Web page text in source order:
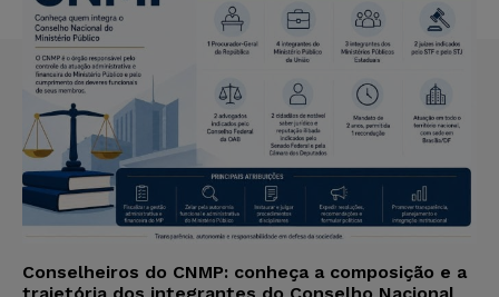
Conselheiros do CNMP: conheça a composição e a